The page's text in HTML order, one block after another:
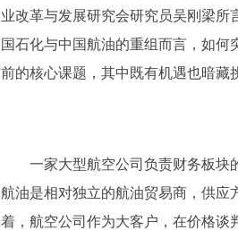
业改革与发展研究会研究员吴刚梁所
国石化与中国航油的重组而言，如何
前的核心课题，其中既有机遇也暗藏
一家大型航空公司负责财务板块的
航油是相对独立的航油贸易商，供应
着，航空公司作为大客户，在价格谈